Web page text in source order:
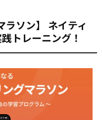
ラソン】 ネイティ
トレーニング！